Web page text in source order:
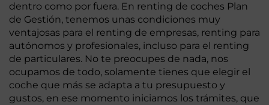
dentro como por fuera. En renting de coches Plan
de Gestión, tenemos unas condiciones muy
ventajosas para el renting de empresas, renting para
autónomos y profesionales, incluso para el renting
de particulares. No te preocupes de nada, nos
ocupamos de todo, solamente tienes que elegir el
coche que más se adapta a tu presupuesto y
gustos, en ese momento iniciamos los trámites, que